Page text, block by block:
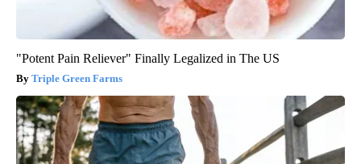
"Potent Pain Reliever" Finally Legalized in The US
Triple Green Farms